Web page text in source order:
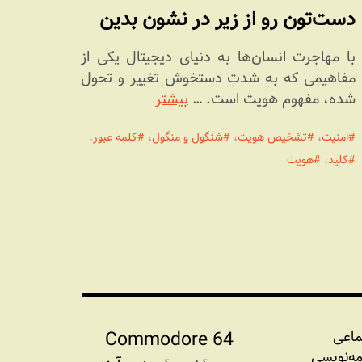
دست‌تون رو از زیر در نشون بدین
با مهاجرت انسان‌ها به دنیای دیجیتال یکی از
مفاهیمی که به شدت دستخوش تغییر و تحول
شده، مفهوم هویت است. …بیشتر
امنیت، تشخیص هویت، شنگول و منگول، کلمه عبور،
کلید، هویت
Commodore 64